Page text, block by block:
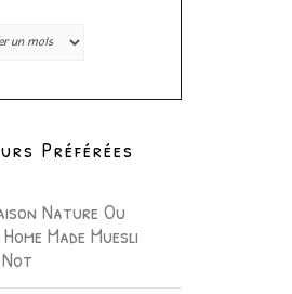
Préférées
Nature Ou
Made Muesli